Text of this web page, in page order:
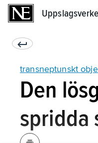
transneptunskt
Den
spridda